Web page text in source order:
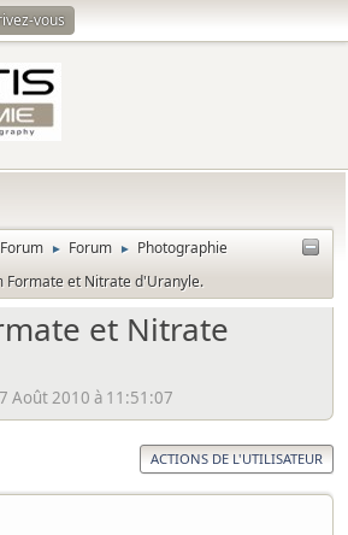
vous
► Forum ► Photographie
Formate et Nitrate d'Uranyle.
et Nitrate
Août 2010 à 11:51:07
ACTIONS DE L'UTILISATEUR